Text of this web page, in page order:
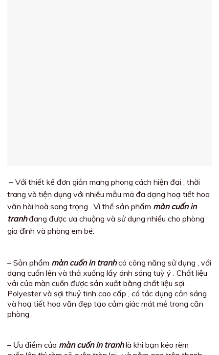
– Với thiết kế đơn giản mang phong cách hiện đại , thời
trang và tiện dụng với nhiều mẫu mã đa dạng hoạ tiết hoa
văn hài hoà sang trọng . Vì thế sản phẩm màn cuốn in
tranhđang được ưa chuộng và sử dụng nhiều cho phòng
gia đình và phòng em bé.
– Sản phẩm màn cuốn in tranhcó công năng sử dụng , với
dạng cuốn lên và thả xuống lấy ánh sáng tuỳ ý . Chất liệu
vải của màn cuốn được sản xuất bằng chất liệu sợi .
Polyester và sợi thuỷ tinh cao cấp , có tác dụng cản sáng
và hoạ tiết hoa văn đẹp tạo cảm giác mát mẻ trong căn
phòng .
– Ưu điểm của màn cuốn in tranhlà khi bạn kéo rèm